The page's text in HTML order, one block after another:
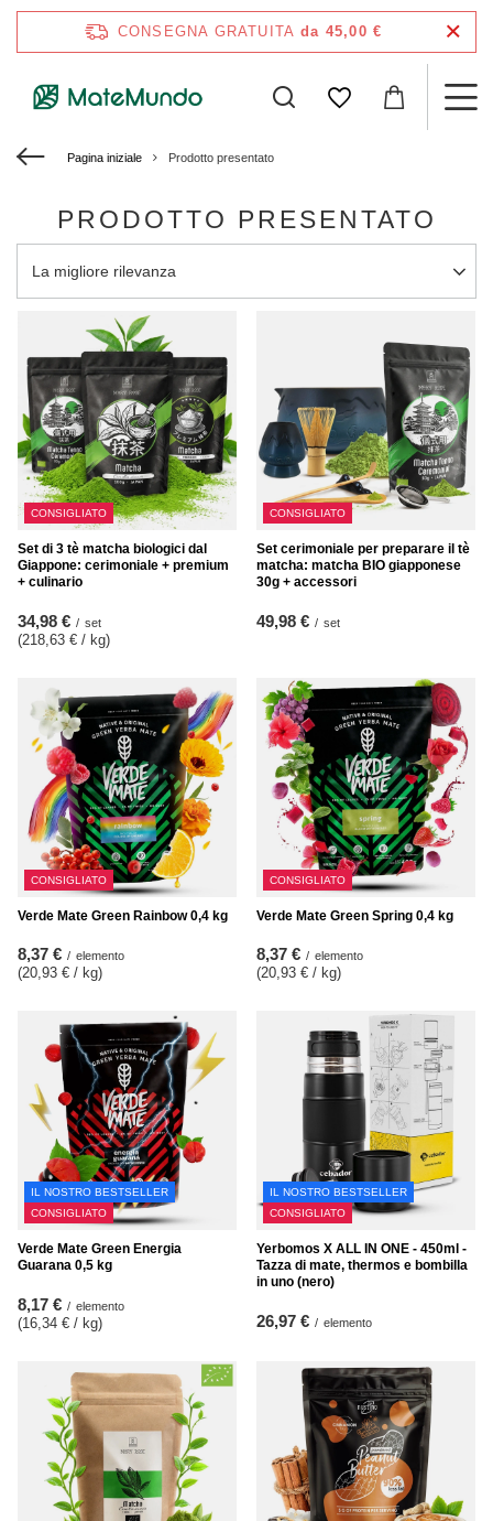
CONSEGNA GRATUITA da 45,00 €
Pagina iniziale Prodotto presentato
PRODOTTO PRESENTATO
Modifica ordinamento
La migliore rilevanza
CONSIGLIATO
Set di 3 tè matcha biologici dal
Giappone: cerimoniale + premium
+ culinario
34,98 € / set
(218,63 € / kg)
CONSIGLIATO
Set cerimoniale per preparare il tè
matcha: matcha BIO giapponese
30g + accessori
49,98 € / set
CONSIGLIATO
Verde Mate Green Rainbow 0,4 kg
8,37 € / elemento
(20,93 € / kg)
CONSIGLIATO
Verde Mate Green Spring 0,4 kg
8,37 € / elemento
(20,93 € / kg)
IL NOSTRO BESTSELLER
CONSIGLIATO
Verde Mate Green Energia
Guarana 0,5 kg
8,17 € / elemento
(16,34 € / kg)
IL NOSTRO BESTSELLER
CONSIGLIATO
Yerbomos X ALL IN ONE - 450ml -
Tazza di mate, thermos e bombilla
in uno (nero)
26,97 € / elemento